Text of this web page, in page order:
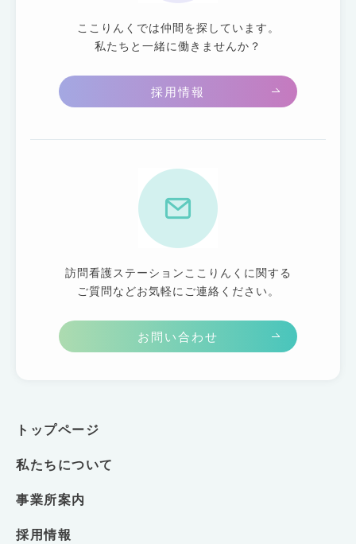
ここりんくでは仲間を探しています。
私たちと一緒に働きませんか？
採用情報
訪問看護ステーションここりんくに関する
ご質問などお気軽にご連絡ください。
お問い合わせ
トップページ
私たちについて
事業所案内
採用情報